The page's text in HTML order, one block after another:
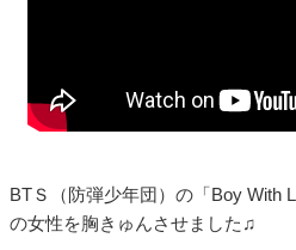
BTＳ（防弾少年団）の「Boy With
の女性を胸きゅんさせました♫